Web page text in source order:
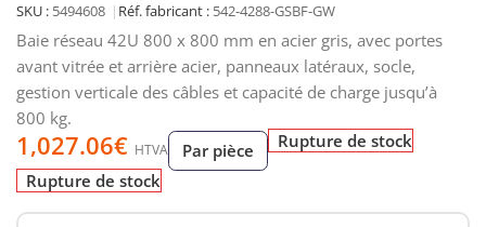
SKU : 5494608 Réf. fabricant : 542-4288-GSBF-GW
Baie réseau 42U 800 x 800 mm en acier gris, avec portes
avant vitrée et arrière acier, panneaux latéraux, socle,
gestion verticale des câbles et capacité de charge jusqu’à
800 kg.
1,027.06€ HTVA Par pièce
Rupture de stock
Rupture de stock